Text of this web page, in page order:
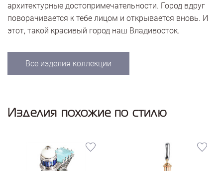
архитектурные достопримечательности. Город вдруг
поворачивается к тебе лицом и открывается вновь. И
этот, такой красивый город наш Владивосток.
Все изделия коллекции
Изделия похожие по стилю